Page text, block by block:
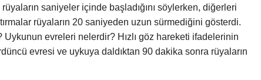
saniyeler içinde başladığını söylerken, diğerleri
rüyaların 20 saniyeden uzun sürmediğini gösterdi.
evreleri nelerdir? Hızlı göz hareketi ifadelerinin
evresi ve uykuya daldıktan 90 dakika sonra rüyaların